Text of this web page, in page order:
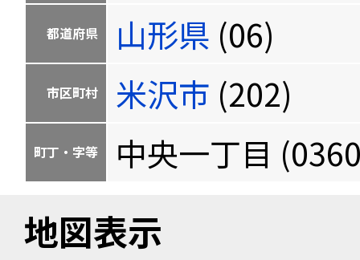
都道府県 山形県 (06)
市区町村 米沢市 (202)
町丁・字等 中央一丁目
地図表示